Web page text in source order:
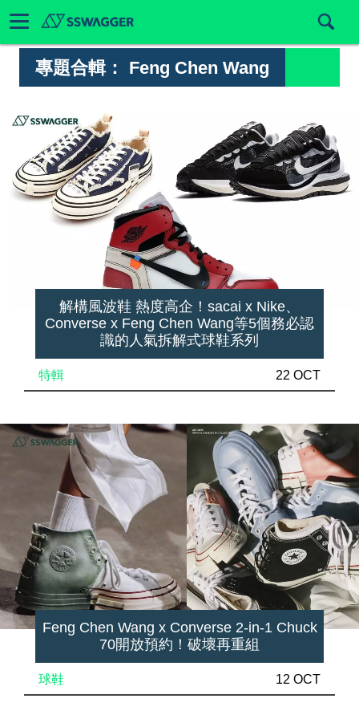
專題合輯： Feng Chen Wang
解構風波鞋 熱度高企！sacai x Nike、
Converse x Feng Chen Wang等5個務必認
識的人氣拆解式球鞋系列
特輯 22 OCT
Feng Chen Wang x Converse 2-in-1 Chuck
70開放預約！破壞再重組
球鞋 12 OCT